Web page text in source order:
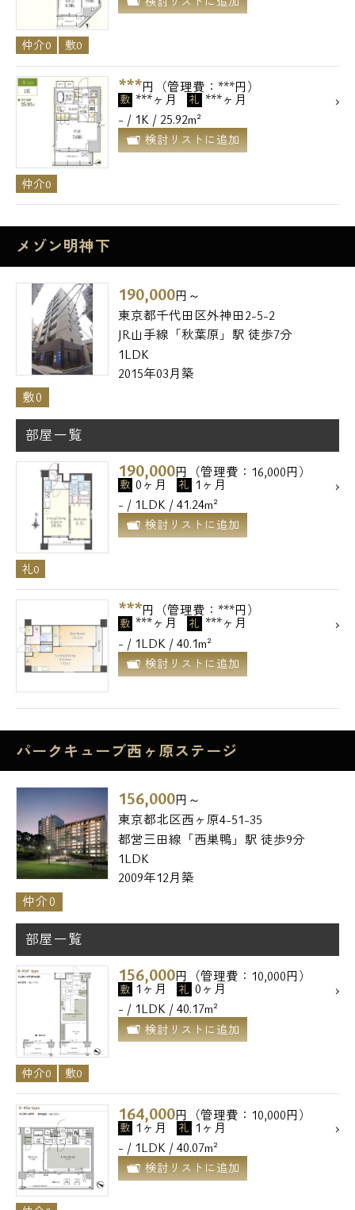
仲介0 敷0
***円（管理費：***円）
敷 ***ヶ月 礼 ***ヶ月
- / 1K / 25.92m²
検討リストに追加
仲介0
メゾン明神下
190,000円～
東京都千代田区外神田2-5-2
JR山手線「秋葉原」駅 徒歩7分
1LDK
2015年03月築
敷0
部屋一覧
190,000円（管理費：16,000円）
敷 0ヶ月 礼 1ヶ月
- / 1LDK / 41.24m²
検討リストに追加
礼0
***円（管理費：***円）
敷 ***ヶ月 礼 ***ヶ月
- / 1LDK / 40.1m²
検討リストに追加
パークキューブ西ヶ原ステージ
156,000円～
東京都北区西ヶ原4-51-35
都営三田線「西巣鴨」駅 徒歩9分
1LDK
2009年12月築
仲介0
部屋一覧
156,000円（管理費：10,000円）
敷 1ヶ月 礼 0ヶ月
- / 1LDK / 40.17m²
検討リストに追加
仲介0 敷0
164,000円（管理費：10,000円）
敷 1ヶ月 礼 1ヶ月
- / 1LDK / 40.07m²
検討リストに追加